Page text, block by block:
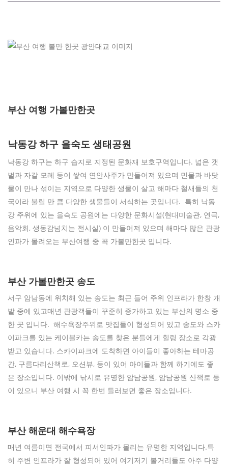
부산 여행 가볼만한곳
낙동강 하구 을숙도 생태공원
낙동강 하구는 하구 습지로 지정된 문화재 보호구역입니다. 넓은 갯
벌과 자갈 모레 등이 쌓여 연안사주가 만들어져 있으며 민물과 바닷
물이 만나 섞이는 지역으로 다양한 생물이 살고 해마다 철새들의 천
국이라 불릴 만 큼 다양한 생물들이 서식하는 곳입니다. 특히 낙동
강 주위에 있는 을슥도 공원에는 다양한 문화시설(현대미술관, 연극,
음악회, 생동감넘치는 전시실) 이 만들어져 있으며 해마다 많은 관광
인파가 몰려오는 부산여행 중 꼭 가볼만한곳 입니다.
부산 가볼만한곳 송도
서구 암남동에 위치해 있는 송도는 최근 들어 주위 인프라가 한창 개
발 중에 있고매년 관광객들이 꾸준히 증가하고 있는 부산의 명소 중
한 곳 입니다. 해수욕장주위로 맛집들이 형성되어 있고 송도와 스카
이파크를 있는 케이블카는 송도를 찾은 분들에게 힐링 장소로 각광
받고 있습니다. 스카이파크에 도착하면 아이들이 좋아하는 테마공
간, 구름다리산책로, 오션뷰, 등이 있어 아이들과 함께 하기에도 좋
은 장소입니다. 이밖에 낚시로 유명한 암남공원, 암남공원 산책로 등
이 있으니 부산 여행 시 꼭 한번 들러보면 좋은 장소입니다.
부산 해운대 해수욕장
매년 여름이면 전국에서 피서인파가 몰리는 유명한 지역입니다.특
히 주변 인프라가 잘 형성되어 있어 여기저기 볼거리들도 아주 다양